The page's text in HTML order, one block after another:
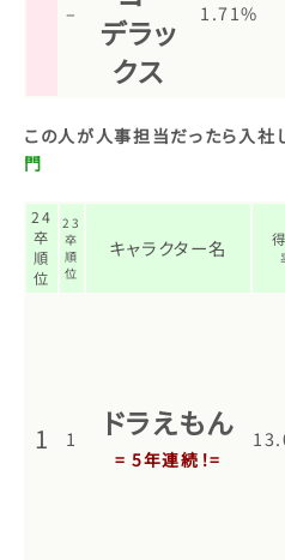
–
デラッ
クス
1.71%
この人が人事担当だったら入社
門
24
卒
順
位
23
卒
順
位
キャラクター名
1 1 ドラえもん
= 5年連続！=